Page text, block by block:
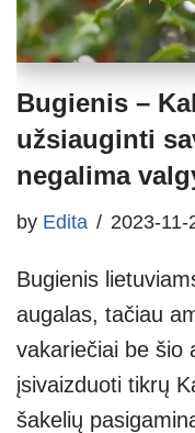
Bugienis –
užsiauginti
negalima
by Edita 2023-11-
Bugienis
augalas, tačiau
vakariečiai be šio
įsivaizduoti tikrų
šakelių